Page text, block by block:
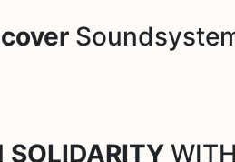
SOLIDARITY WITH